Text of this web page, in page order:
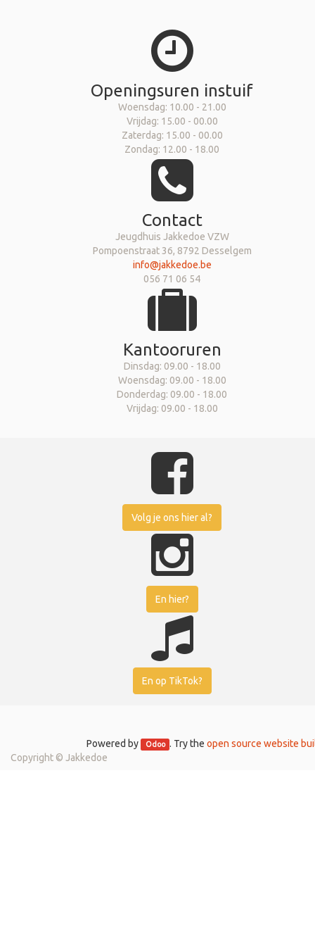
Openingsuren instuif
Woensdag: 10.00 - 21.00
Vrijdag: 15.00 - 00.00
Zaterdag: 15.00 - 00.00
Zondag: 12.00 - 18.00
Contact
Jeugdhuis Jakkedoe VZW
Pompoenstraat 36, 8792 Desselgem
info@jakkedoe.be
056 71 06 54
Kantooruren
Dinsdag: 09.00 - 18.00
Woensdag: 09.00 - 18.00
Donderdag: 09.00 - 18.00
Vrijdag: 09.00 - 18.00
Volg je ons hier al?
En hier?
En op TikTok?
Powered by Odoo . Try the open source website
Copyright © Jakkedoe